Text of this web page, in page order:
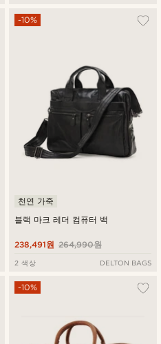
블랙 마크 레더 컴퓨터 백
-10%
천연 가죽
264,990원
238,491원
2 색상 DELTON BAGS
-10%